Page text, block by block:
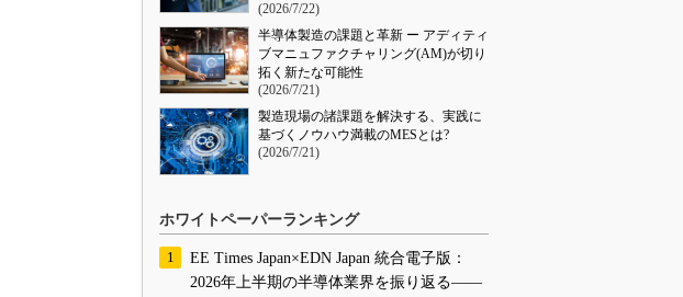
(2026/7/22)
半導体製造の課題と革新 ー アディティ
ブマニュファクチャリング(AM)が切り
拓く新たな可能性
(2026/7/21)
製造現場の諸課題を解決する、実践に
基づくノウハウ満載のMESとは?
(2026/7/21)
ホワイトペーパーランキング
EE Times Japan×EDN Japan 統合電子版：
2026年上半期の半導体業界を振り返る――